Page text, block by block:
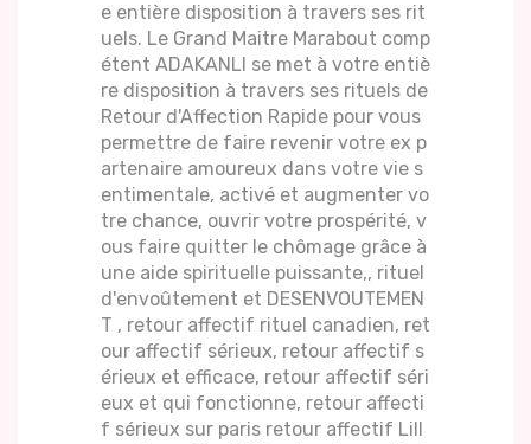
e entière disposition à travers ses rit
uels. Le Grand Maitre Marabout comp
étent ADAKANLI se met à votre entiè
re disposition à travers ses rituels de
Retour d'Affection Rapide pour vous
permettre de faire revenir votre ex p
artenaire amoureux dans votre vie s
entimentale, activé et augmenter vo
tre chance, ouvrir votre prospérité, v
ous faire quitter le chômage grâce à
une aide spirituelle puissante,, rituel
d'envoûtement et DESENVOUTEMEN
T , retour affectif rituel canadien, ret
our affectif sérieux, retour affectif s
érieux et efficace, retour affectif séri
eux et qui fonctionne, retour affecti
f sérieux sur paris retour affectif Lill